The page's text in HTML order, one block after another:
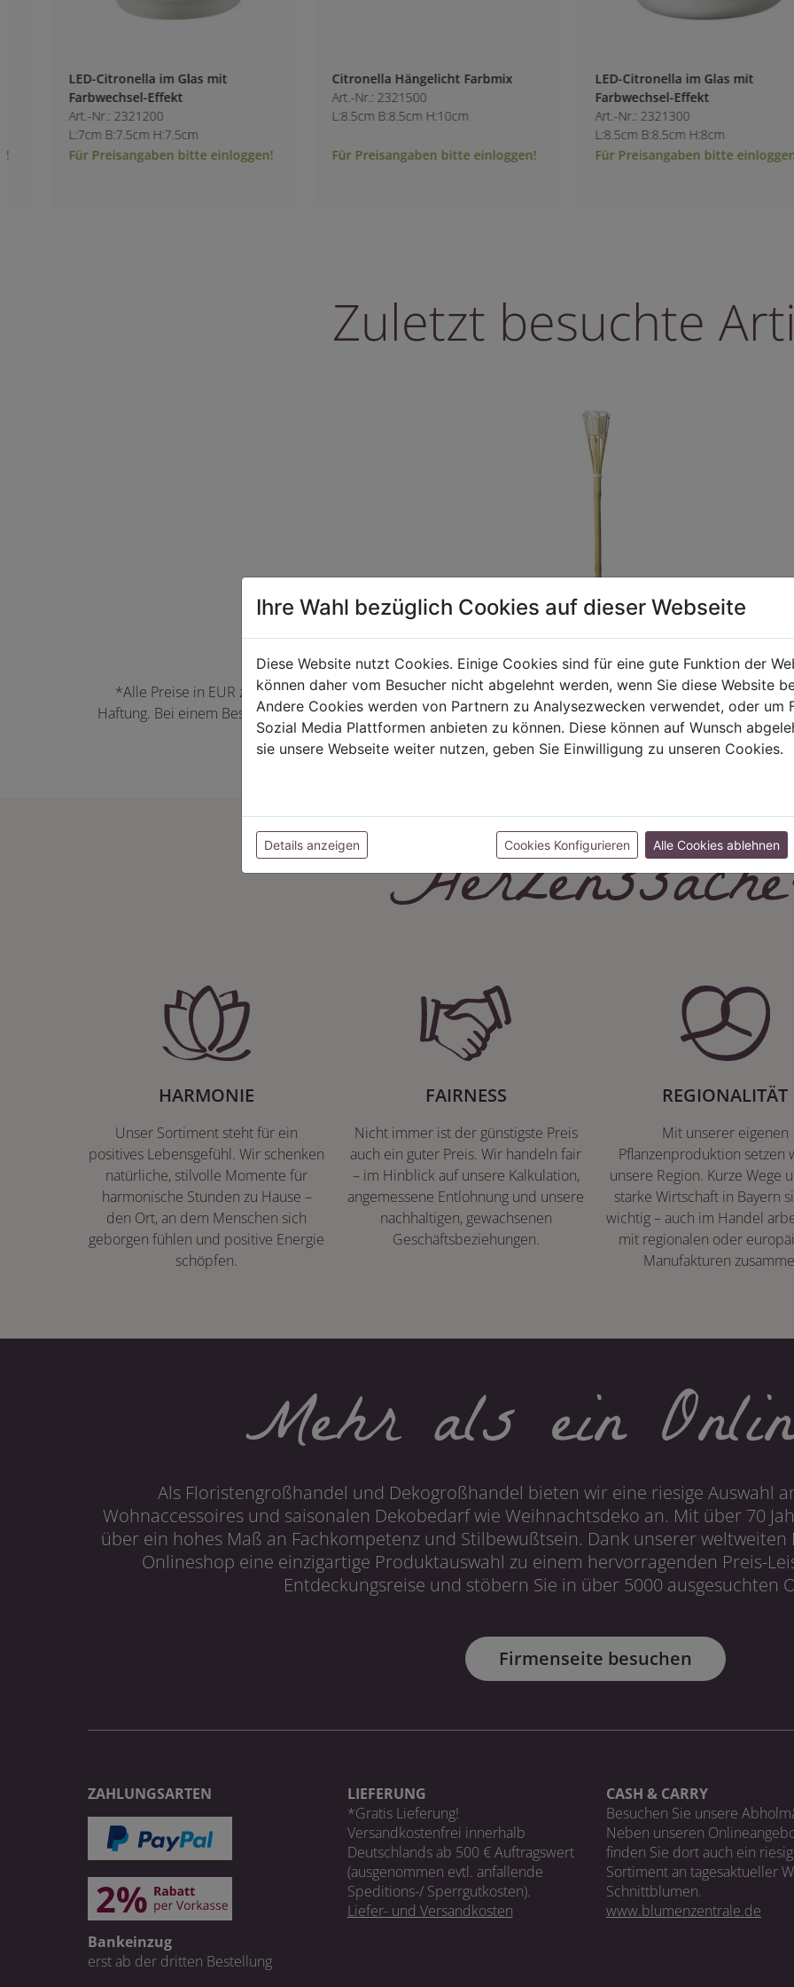
LED-Citronella im Glas mit
Farbwechsel-Effekt
Art.-Nr.: 2321200
L:7cm B:7.5cm H:7.5cm
Für Preisangaben bitte einloggen!
Citronella Hängelicht Farbmix
Art.-Nr.: 2321500
L:8.5cm B:8.5cm H:10cm
Für Preisangaben bitte einloggen!
LED-Citronella im Glas mit
Farbwechsel-Effekt
Art.-Nr.: 2321300
L:8.5cm B:8.5cm H:8cm
Für Preisangaben bitte einloggen!
Zuletzt besuchte
*Alle Preise in EUR zzgl. der jeweils gültigen Mehrwertsteuer und Versandkosten. Für Irrtümer und
Haftung. Bei einem Bestellwert unter 50,00 EUR behalten wir uns die Berechnung eines
können Farbabweichungen zwischen der Bildschirmdarstellung und dem
HARMONIE
Unser Sortiment steht für ein
positives Lebensgefühl. Wir schenken
natürliche, stilvolle Momente für
harmonische Stunden zu Hause –
den Ort, an dem Menschen sich
geborgen fühlen und positive Energie
schöpfen.
FAIRNESS
Nicht immer ist der günstigste Preis
auch ein guter Preis. Wir handeln fair
– im Hinblick auf unsere Kalkulation,
angemessene Entlohnung und unsere
nachhaltigen, gewachsenen
Geschäftsbeziehungen.
REGIONALITÄT
Mit unserer eigenen
Pflanzenproduktion setzen
unsere Region. Kurze Wege
starke Wirtschaft in Bayern
wichtig – auch im Handel
mit regionalen oder
Manufakturen
Mehr als ein
Als Floristengroßhandel und Dekogroßhandel bieten wir eine riesige Auswahl
Wohnaccessoires und saisonalen Dekobedarf wie Weihnachtsdeko an. Mit über 70
über ein hohes Maß an Fachkompetenz und Stilbewußtsein. Dank unserer
Onlineshop eine einzigartige Produktauswahl zu einem hervorragenden Preis-
Entdeckungsreise und stöbern Sie in über 5000 ausgesuchten
Firmenseite besuchen
ZAHLUNGSARTEN
Bankeinzug
erst ab der dritten Bestellung
LIEFERUNG
*Gratis Lieferung!
Versandkostenfrei innerhalb
Deutschlands ab 500 € Auftragswert
(ausgenommen evtl. anfallende
Speditions-/ Sperrgutkosten).
Liefer- und Versandkosten
CASH & CARRY
Besuchen Sie unsere
Neben unseren
finden Sie dort auch ein
Sortiment an tagesaktueller
Schnittblumen.
www.blumenzentrale.de
Ihre Wahl bezüglich Cookies auf dieser Webseite
Diese Website nutzt Cookies. Einige Cookies sind für eine gute Funktion der
können daher vom Besucher nicht abgelehnt werden, wenn Sie diese Website
Andere Cookies werden von Partnern zu Analysezwecken verwendet, oder um
Sozial Media Plattformen anbieten zu können. Diese können auf Wunsch
sie unsere Webseite weiter nutzen, geben Sie Einwilligung zu unseren Cookies.
Details anzeigen Cookies Konfigurieren Alle Cookies ablehnen